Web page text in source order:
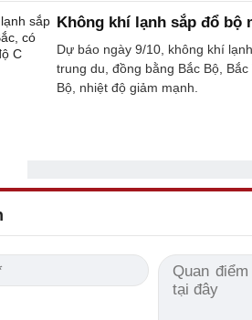
Không khí lạnh sắp đổ
Dự báo ngày 9/10, không khí
trung du, đồng bằng Bắc Bộ,
Bộ, nhiệt độ giảm mạnh.